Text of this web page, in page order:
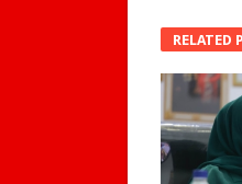
RELATED